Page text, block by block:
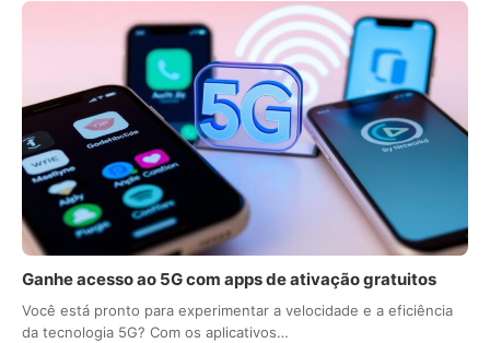
Ganhe acesso ao 5G com apps de ativação gratuitos
Você está pronto para experimentar a velocidade e a eficiência
da tecnologia 5G? Com os aplicativos…